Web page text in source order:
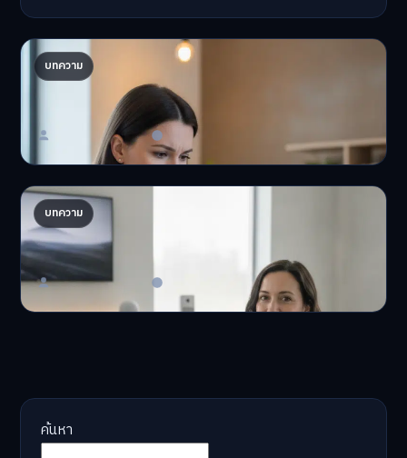
บทความ
ปรับพอร์ตรับ ‘เงินดิจิทัล 2.0’ จัดสรรงบอย่างไรไม่
ให้พัง
'เงินดิจิทัล 2.0' มาแล…
Master Bussiness 23 มิถุนายน 2026
บทความ
AI จัดพอร์ตให้ปัง! เทรนด์ลงทุนยุคใหม่ ไม่ต้องเฝ้า
จอ
AI จัดพอร์ตให้ปัง! หมด…
Master Bussiness 23 มิถุนายน 2026
ค้นหา